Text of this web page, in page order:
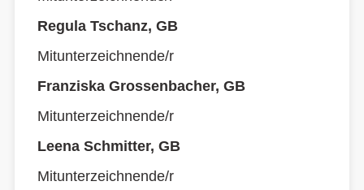
Regula Tschanz, GB
Mitunterzeichnende/r
Franziska Grossenbacher, GB
Mitunterzeichnende/r
Leena Schmitter, GB
Mitunterzeichnende/r